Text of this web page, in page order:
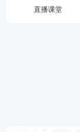
是，经济法不
直播课堂